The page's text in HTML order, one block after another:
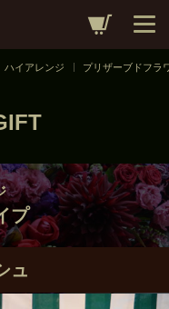
ハイアレンジ プリザーブドフラ
スタイリッシュ
プ
ュ